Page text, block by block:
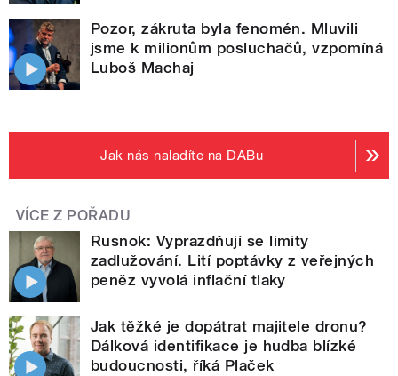
Pozor, zákruta byla fenomén. Mluvili
jsme k milionům posluchačů, vzpomíná
Luboš Machaj
Jak nás naladíte na DABu
VÍCE Z POŘADU
Rusnok: Vyprazdňují se limity
zadlužování. Lití poptávky z veřejných
peněz vyvolá inflační tlaky
Jak těžké je dopátrat majitele dronu?
Dálková identifikace je hudba blízké
budoucnosti, říká Plaček